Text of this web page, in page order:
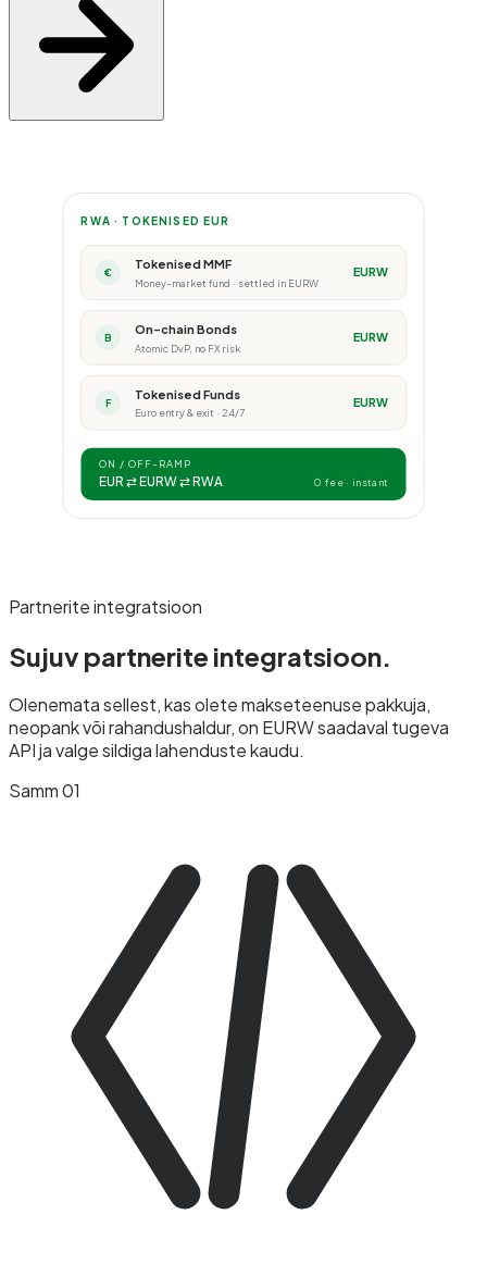
RWA · TOKENISED EUR
€
Tokenised MMF
Money-market fund · settled in EURW
EURW
B
On-chain Bonds
Atomic DvP, no FX risk
EURW
F
Tokenised Funds
Euro entry & exit · 24/7
EURW
ON / OFF-RAMP
EUR ⇄ EURW ⇄ RWA 0 fee · instant
Partnerite integratsioon
Sujuv partnerite integratsioon.
Olenemata sellest, kas olete makseteenuse pakkuja,
neopank või rahandushaldur, on EURW saadaval tugeva
API ja valge sildiga lahenduste kaudu.
Samm 01